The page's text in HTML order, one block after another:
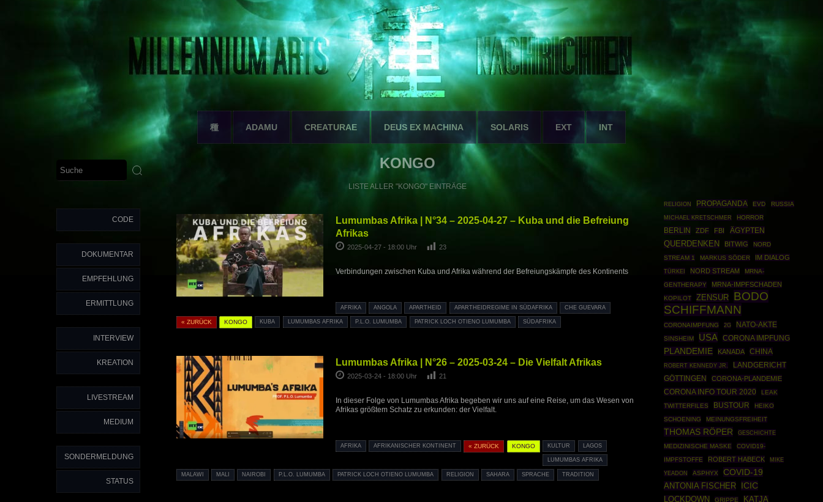
種 ADAMU CREATURAE DEUS EX MACHINA SOLARIS EXT INT
CODE
DOKUMENTAR
EMPFEHLUNG
ERMITTLUNG
INTERVIEW
KREATION
LIVESTREAM
MEDIUM
SONDERMELDUNG
STATUS
KONGO
LISTE ALLER "KONGO" EINTRÄGE
Lumumbas Afrika | N°34 – 2025-04-27 – Kuba und die Befreiung
Afrikas
2025-04-27 - 18:00 Uhr 23
Verbindungen zwischen Kuba und Afrika während der Befreiungskämpfe des Kontinents
AFRIKA ANGOLA APARTHEID APARTHEIDREGIME IN SÜDAFRIKA CHE GUEVARA
« ZURÜCK KONGO KUBA LUMUMBAS AFRIKA P.L.O. LUMUMBA PATRICK LOCH OTIENO LUMUMBA SÜDAFRIKA
Lumumbas Afrika | N°26 – 2025-03-24 – Die Vielfalt Afrikas
2025-03-24 - 18:00 Uhr 21
In dieser Folge von Lumumbas Afrika begeben wir uns auf eine Reise, um das Wesen von
Afrikas größtem Schatz zu erkunden: der Vielfalt.
AFRIKA AFRIKANISCHER KONTINENT « ZURÜCK KONGO KULTUR LAGOS
LUMUMBAS AFRIKA
MALAWI MALI NAIROBI P.L.O. LUMUMBA PATRICK LOCH OTIENO LUMUMBA RELIGION SAHARA SPRACHE TRADITION
RELIGION PROPAGANDA EVD RUSSIA
MICHAEL KRETSCHMER HORROR
BERLIN ZDF FBI ÄGYPTEN
QUERDENKEN BITWIG
NORD
STREAM 1
MARKUS SÖDER IM DIALOG
TÜRKEI NORD STREAM
MRNA-
GENTHERAPY
MRNA-IMPFSCHADEN
KOPILOT ZENSUR BODO
SCHIFFMANN
CORONAIMPFUNG 2G NATO-AKTE
SINSHEIM USA CORONA IMPFUNG
PLANDEMIE KANADA CHINA
ROBERT KENNEDY JR.
LANDGERICHT
GÖTTINGEN
CORONA-PLANDEMIE
CORONA INFO TOUR 2020
LEAK
TWITTERFILES
BUSTOUR
HEIKO
SCHOENING
MEINUNGSFREIHEIT
THOMAS RÖPER
GESCHICHTE
MEDIZINISCHE MASKE
COVID19-
IMPFSTOFFE
ROBERT HABECK MIKE
YEADON ASPHYX COVID-19
ANTONIA FISCHER ICIC
LOCKDOWN GRIPPE
KATJA